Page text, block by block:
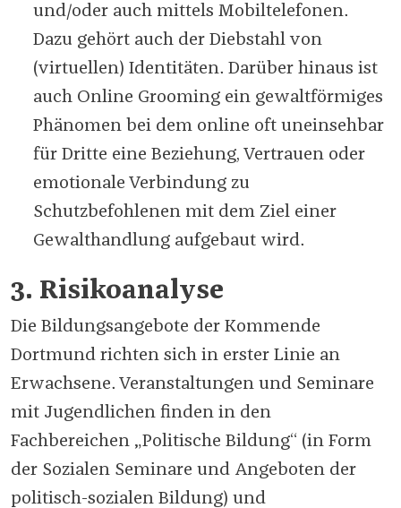
und/oder auch mittels Mobiltelefonen.
Dazu gehört auch der Diebstahl von
(virtuellen) Identitäten. Darüber hinaus ist
auch Online Grooming ein gewaltförmiges
Phänomen bei dem online oft uneinsehbar
für Dritte eine Beziehung, Vertrauen oder
emotionale Verbindung zu
Schutzbefohlenen mit dem Ziel einer
Gewalthandlung aufgebaut wird.
3. Risikoanalyse
Die Bildungsangebote der Kommende
Dortmund richten sich in erster Linie an
Erwachsene. Veranstaltungen und Seminare
mit Jugendlichen finden in den
Fachbereichen „Politische Bildung“ (in Form
der Sozialen Seminare und Angeboten der
politisch-sozialen Bildung) und